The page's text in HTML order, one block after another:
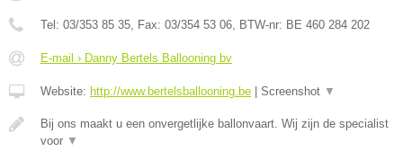
Tel: 03/353 85 35 , Fax: 03/354 53 06 , BTW-nr: BE 460 284 202
E-mail › Danny Bertels Ballooning bv
Website: http://www.bertelsballooning.be Screenshot ▼
Bij ons maakt u een onvergetlijke ballonvaart. Wij zijn de specialist
voor ▼